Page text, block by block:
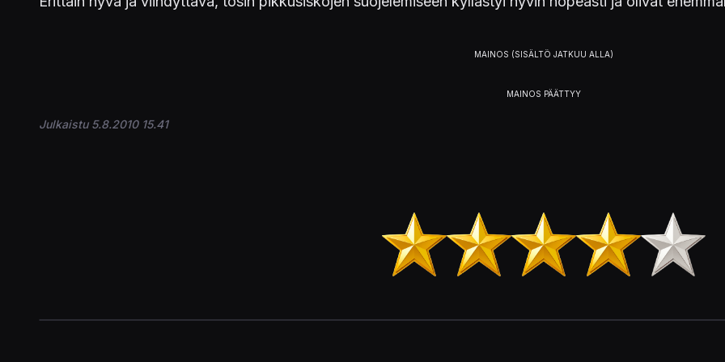
Julkaistu 5.8.2010 15.41